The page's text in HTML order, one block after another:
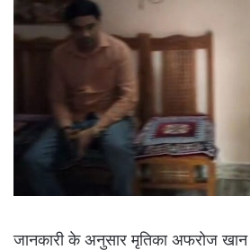
जानकारी के अनुसार मृतिका अफरोज खान